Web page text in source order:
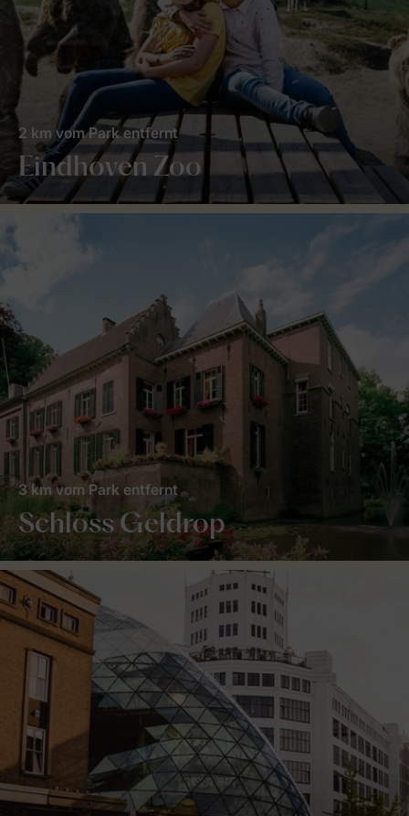
Eindhoven Zoo
2 km vom Park entfernt
Schloss Geldrop
3 km vom Park entfernt